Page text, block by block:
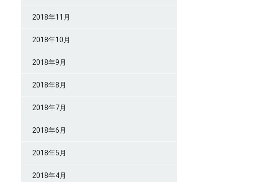
2018年11月
2018年10月
2018年9月
2018年8月
2018年7月
2018年6月
2018年5月
2018年4月